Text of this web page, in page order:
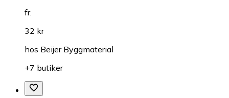
fr.
32 kr
hos Beijer Byggmaterial
+7 butiker